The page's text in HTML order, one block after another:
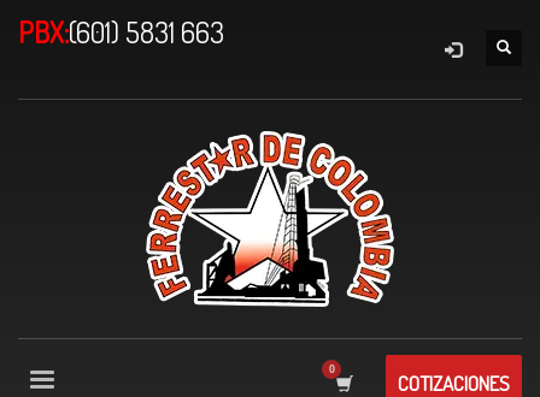
PBX:(601) 5831 663
COTIZACIONES